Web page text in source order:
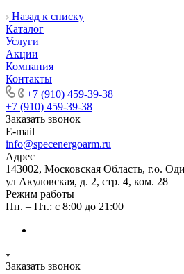
Назад к списку
Каталог
Услуги
Акции
Компания
Контакты
+7 (910) 459-39-38
+7 (910) 459-39-38
Заказать звонок
E-mail
info@specenergoarm.ru
Адрес
143002, Московская Область, г.о.
ул Акуловская, д. 2, стр. 4, ком. 28
Режим работы
Пн. – Пт.: с 8:00 до 21:00
Заказать звонок